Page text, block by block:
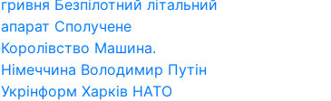
гривня Безпілотний літальний
апарат Сполучене
Королівство Машина.
Німеччина Володимир Путін
Укрінформ Харків НАТО